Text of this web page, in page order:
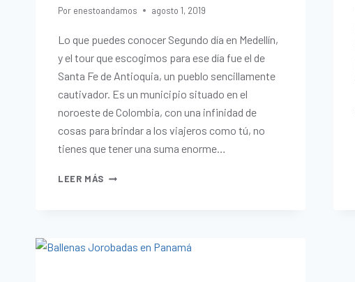
Por enestoandamos agosto 1, 2019
Lo que puedes conocer Segundo día en Medellín,
y el tour que escogimos para ese día fue el de
Santa Fe de Antioquia, un pueblo sencillamente
cautivador. Es un municipio situado en el
noroeste de Colombia, con una infinidad de
cosas para brindar a los viajeros como tú, no
tienes que tener una suma enorme…
LEER MÁS